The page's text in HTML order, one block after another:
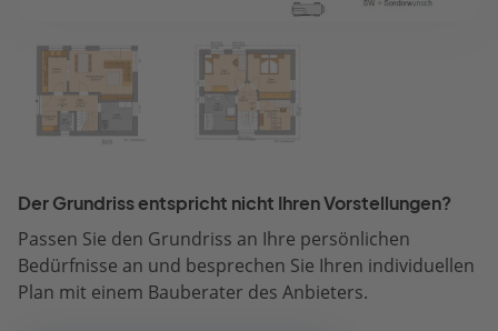
Der Grundriss entspricht nicht Ihren Vorstellungen?
Passen Sie den Grundriss an Ihre persönlichen
Bedürfnisse an und besprechen Sie Ihren individuellen
Plan mit einem Bauberater des Anbieters.